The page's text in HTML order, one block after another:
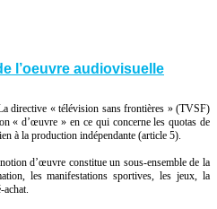
l’oeuvre audiovisuelle
directive « télévision sans frontières » (TVSF)
« d’œuvre » en ce qui concerne les quotas de
à la production indépendante (article 5).
d’œuvre constitue un sous-ensemble de la
les manifestations sportives, les jeux, la
achat.